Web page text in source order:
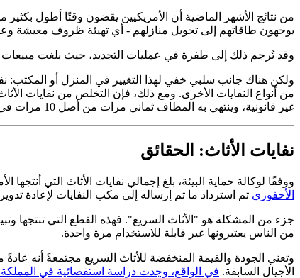
من نتائج الأشهر الماضية أن الأمريكيين يقضون وقتًا أطول
يوجهون طاقاتهم إلى تحويل منازلهم - أي تهيئة ظروف معيشة
وقد تُرجم ذلك إلى طفرة في عمليات التجديد، حيث بلغت مبيعات
من أنواع النفايات الأخرى. ومع ذلك، فإن التخلص من نفايات
غير قانونية، وينتهي به المطاف ثماني مرات من أصل 10 مرات في مكب النفايات.
نفايات الأثاث: الحقائق
ووفقًا لوكالة حماية البيئة، بلغ إجمالي نفايات الأثاث التي أنتجها الأمريكيون
الأحفوري تم استرداد ما تم إرساله إلى مكب النفايات لإعادة تدويره. ومما
جزء من المشكلة هو "الأثاث السريع". فهذه القطع التي تنتجها
من الناس يعتبرونها غير قابلة للاستخدام مرة واحدة.
وتعني الجودة والقيمة المنخفضة للأثاث السريع مجتمعةً أنه
الأجيال السابقة. في الواقع، وجدت دراسة استقصائية في المملكة